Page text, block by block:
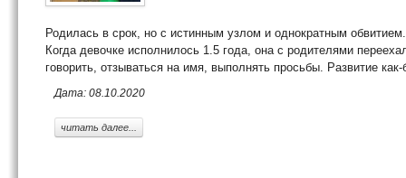
Родилась в срок, но с истинным узлом и однократным
Когда девочке исполнилось 1.5 года, она с родителями
говорить, отзываться на имя, выполнять просьбы. Развитие
Дата: 08.10.2020
читать далее...